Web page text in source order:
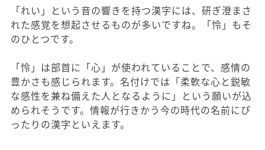
「れい」という音の響きを持つ漢字には、研ぎ澄まさ
れた感覚を想起させるものが多いですね。「怜」もそ
のひとつです。
「怜」は部首に「心」が使われていることで、感情の
豊かさも感じられます。名付けでは「柔軟な心と鋭敏
な感性を兼ね備えた人となるように」という願いが込
められそうです。情報が行きかう今の時代の名前にぴ
ったりの漢字といえます。